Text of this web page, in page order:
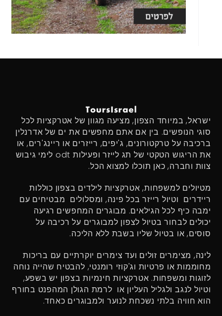
ישראל, במיוחד הצפון, מציעה מגוון של אטרקציות לכל
סוגי הנופשים. בין אם אתם מחפשים את ים של אדרנלין
ברכיבה על טרקטורונים, ג'יפים, רייזרים או ריינג'רים, או
את הריגוש הטקטי של תג לייזר ופעילות odt לימי גיבוש
צוות וחברה, כאן תוכלו למצוא הכל.
מטיולים למשפחות, אטרקציות לילדים בצפון כוללות
ריידרים וטיול רייזר בכל פינה, ומסלולים מבטיחים עם
ימבה כיף לכל הגילאים. מבוגרים המחפשים רגיעה
יכולים לבחור בטיול לצפון למבוגרים על רכיבה על
סוסים, או בטיול שליו בשבת ללא הליכה.
לינה, מצימרים זולים ועד צימרים יוקרתיים עם בריכות
מחוממות או פרטיות וג'קוזי רומנטי, להבטיח שהייה נוחה
לזוגות ומשפחות. אטרקציות חינמיות בצפון יש בשפע,
וטיול לנגב ולגליל העליון או לרמת הגולן המהפנט בחורף
הוא חוויה בלתי נשכחת לנוער ולמבוגרים כאחד.